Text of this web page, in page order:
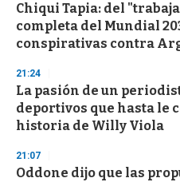
Chiqui Tapia: del
completa del Mundial
conspirativas contra
21:24
La pasión de un
deportivos que hasta le
historia de Willy Viola
21:07
Oddone dijo que las